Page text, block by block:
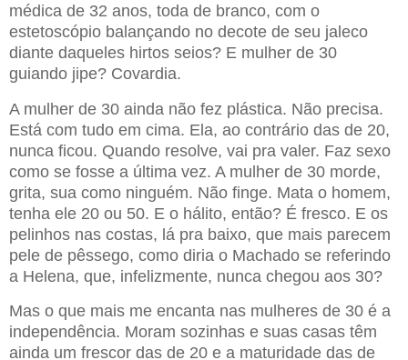
médica de 32 anos, toda de branco, com o
estetoscópio balançando no decote de seu jaleco
diante daqueles hirtos seios? E mulher de 30
guiando jipe? Covardia.
A mulher de 30 ainda não fez plástica. Não precisa.
Está com tudo em cima. Ela, ao contrário das de 20,
nunca ficou. Quando resolve, vai pra valer. Faz sexo
como se fosse a última vez. A mulher de 30 morde,
grita, sua como ninguém. Não finge. Mata o homem,
tenha ele 20 ou 50. E o hálito, então? É fresco. E os
pelinhos nas costas, lá pra baixo, que mais parecem
pele de pêssego, como diria o Machado se referindo
a Helena, que, infelizmente, nunca chegou aos 30?
Mas o que mais me encanta nas mulheres de 30 é a
independência. Moram sozinhas e suas casas têm
ainda um frescor das de 20 e a maturidade das de